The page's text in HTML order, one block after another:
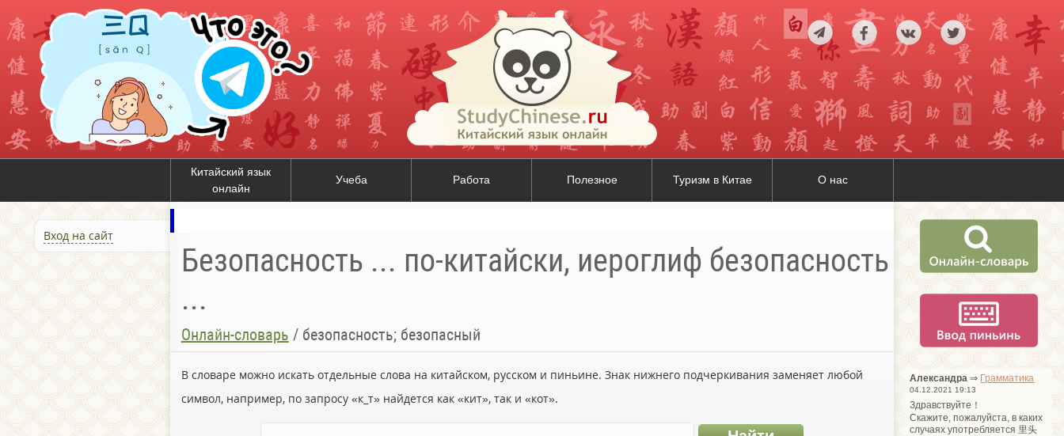
Китайский язык
онлайн
Учеба Работа Полезное Туризм в Китае О нас
Вход на сайт
Безопасность ... по-китайски, иероглиф безопасность
...
Онлайн-словарь / безопасность; безопасный
В словаре можно искать отдельные слова на китайском, русском и пиньине. Знак нижнего подчеркивания заменяет любой
символ, например, по запросу «к_т» найдется как «кит», так и «кот».
Александра ⇒ Грамматика
04.12.2021 19:13
Здравствуйте！
Cкажите, пожалуйста, в каких
случаях употребляется 里头